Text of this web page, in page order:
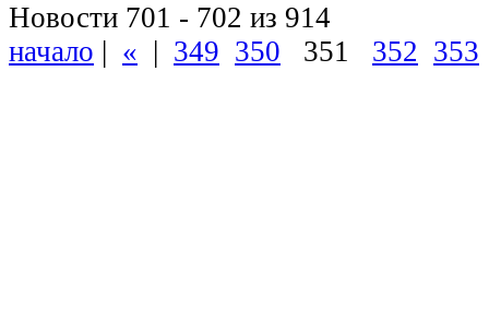
Новости 701 - 702 из 914
начало | « | 349 350 351 352 353